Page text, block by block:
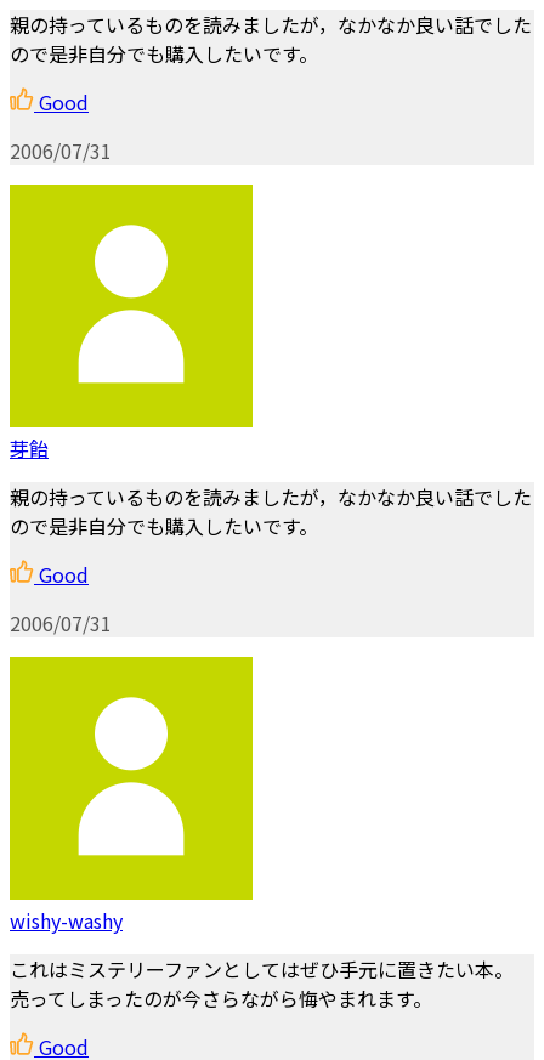
親の持っているものを読みましたが，なかなか良い話でした
ので是非自分でも購入したいです。
Good
2006/07/31
芽飴
親の持っているものを読みましたが，なかなか良い話でした
ので是非自分でも購入したいです。
Good
2006/07/31
wishy-washy
これはミステリーファンとしてはぜひ手元に置きたい本。
売ってしまったのが今さらながら悔やまれます。
Good